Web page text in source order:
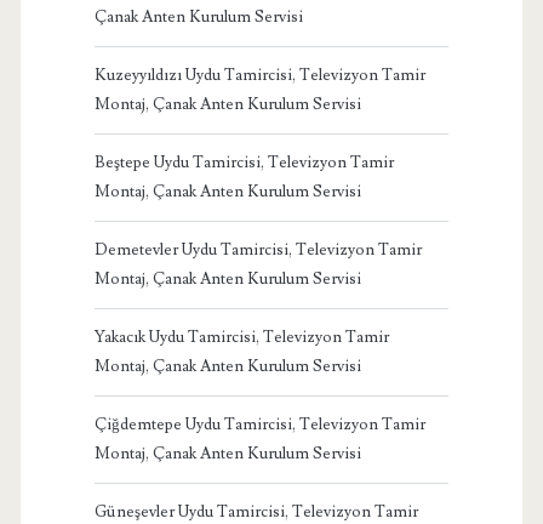
Çanak Anten Kurulum Servisi
Kuzeyyıldızı Uydu Tamircisi, Televizyon Tamir
Montaj, Çanak Anten Kurulum Servisi
Beştepe Uydu Tamircisi, Televizyon Tamir
Montaj, Çanak Anten Kurulum Servisi
Demetevler Uydu Tamircisi, Televizyon Tamir
Montaj, Çanak Anten Kurulum Servisi
Yakacık Uydu Tamircisi, Televizyon Tamir
Montaj, Çanak Anten Kurulum Servisi
Çiğdemtepe Uydu Tamircisi, Televizyon Tamir
Montaj, Çanak Anten Kurulum Servisi
Güneşevler Uydu Tamircisi, Televizyon Tamir